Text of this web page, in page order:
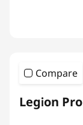
Compare
Legion